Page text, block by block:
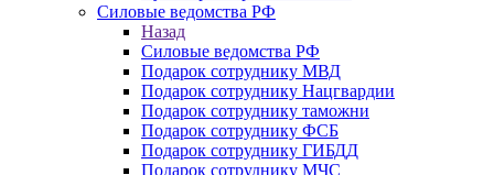
Силовые ведомства РФ
Назад
Силовые ведомства РФ
Подарок сотруднику МВД
Подарок сотруднику Нацгвардии
Подарок сотруднику таможни
Подарок сотруднику ФСБ
Подарок сотруднику ГИБДД
Подарок сотруднику МЧС